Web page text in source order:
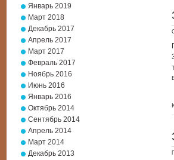
Январь 2019
Март 2018
Декабрь 2017
Апрель 2017
Март 2017
Февраль 2017
Ноябрь 2016
Июнь 2016
Январь 2016
Октябрь 2014
Сентябрь 2014
Апрель 2014
Март 2014
Декабрь 2013